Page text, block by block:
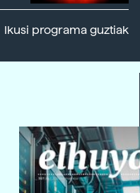
Ikusi programa guztiak